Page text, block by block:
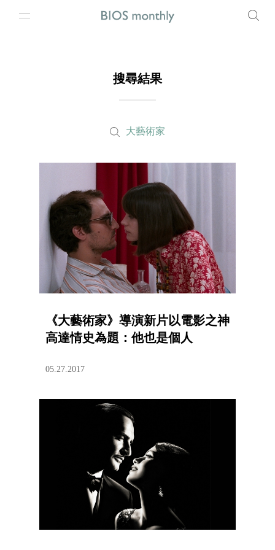
搜尋結果
大藝術家
《大藝術家》導演新片以電影之神
高達情史為題：他也是個人
05.27.2017